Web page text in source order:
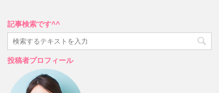
記事検索です^^
投稿者プロフィール